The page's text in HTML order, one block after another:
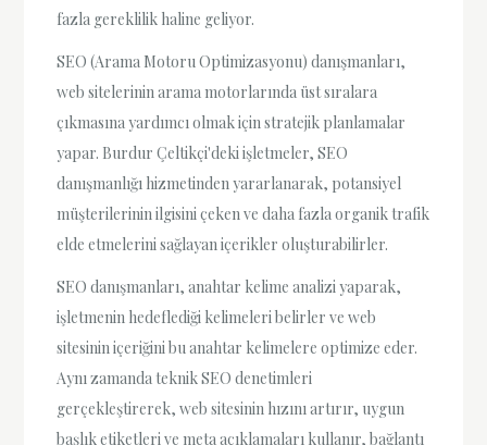
fazla gereklilik haline geliyor.
SEO (Arama Motoru Optimizasyonu) danışmanları,
web sitelerinin arama motorlarında üst sıralara
çıkmasına yardımcı olmak için stratejik planlamalar
yapar. Burdur Çeltikçi'deki işletmeler, SEO
danışmanlığı hizmetinden yararlanarak, potansiyel
müşterilerinin ilgisini çeken ve daha fazla organik trafik
elde etmelerini sağlayan içerikler oluşturabilirler.
SEO danışmanları, anahtar kelime analizi yaparak,
işletmenin hedeflediği kelimeleri belirler ve web
sitesinin içeriğini bu anahtar kelimelere optimize eder.
Aynı zamanda teknik SEO denetimleri
gerçekleştirerek, web sitesinin hızını artırır, uygun
başlık etiketleri ve meta açıklamaları kullanır, bağlantı